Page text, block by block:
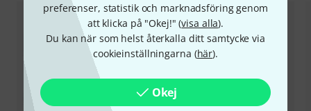
preferenser, statistik och marknadsföring genom
att klicka på "Okej!" (visa alla).
Du kan när som helst återkalla ditt samtycke via
cookieinställningarna (här).
Okej